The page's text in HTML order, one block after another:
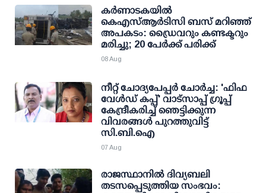
കര്‍ണാടകയില്‍
കെഎസ്ആര്‍ടിസി ബസ് മറിഞ്ഞ്
അപകടം: ഡ്രൈവറും കണ്ടക്ടറും
മരിച്ചു; 20 പേര്‍ക്ക് പരിക്ക്
08 Aug
നീറ്റ് ചോദ്യപേപ്പര്‍ ചോര്‍ച്ച: 'ഫിഫ
വേള്‍ഡ് കപ്പ്' വാട്സാപ്പ് ഗ്രൂപ്പ്
കേന്ദ്രീകരിച്ച് ഞെട്ടിക്കുന്ന
വിവരങ്ങള്‍ പുറത്തുവിട്ട്
സി.ബി.ഐ
07 Aug
രാജസ്ഥാനിൽ ദിവ്യബലി
തടസപ്പെടുത്തിയ സംഭവം: